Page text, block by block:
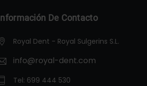
Información De Contacto
Royal Dent - Royal Sulgerins S.L.
info@royal-dent.com
Tel: 699 444 530